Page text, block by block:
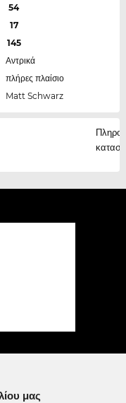
54
17
145
Αντρικά
πλήρες πλαίσιο
Matt Schwarz
μας